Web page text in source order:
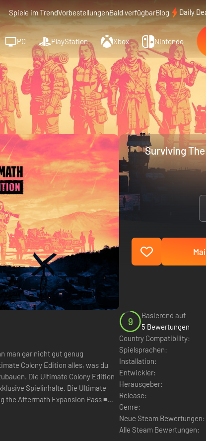
Spiele im TrendVorbestellungenBald verfügbarBlog Daily
PC PlayStation Xbox Nintendo
Surviving
man gar nicht gut genug
Colony Edition alles, was du
Die Ultimate Colony Edition
Die Ultimate
the Aftermath Expansion Pass ◾
9
Basierend auf
5 Bewertungen
Country Compatibility:
Spielsprachen:
Installation:
Entwickler:
Herausgeber:
Release:
Genre:
Neue Steam Bewertungen:
Alle Steam Bewertungen: